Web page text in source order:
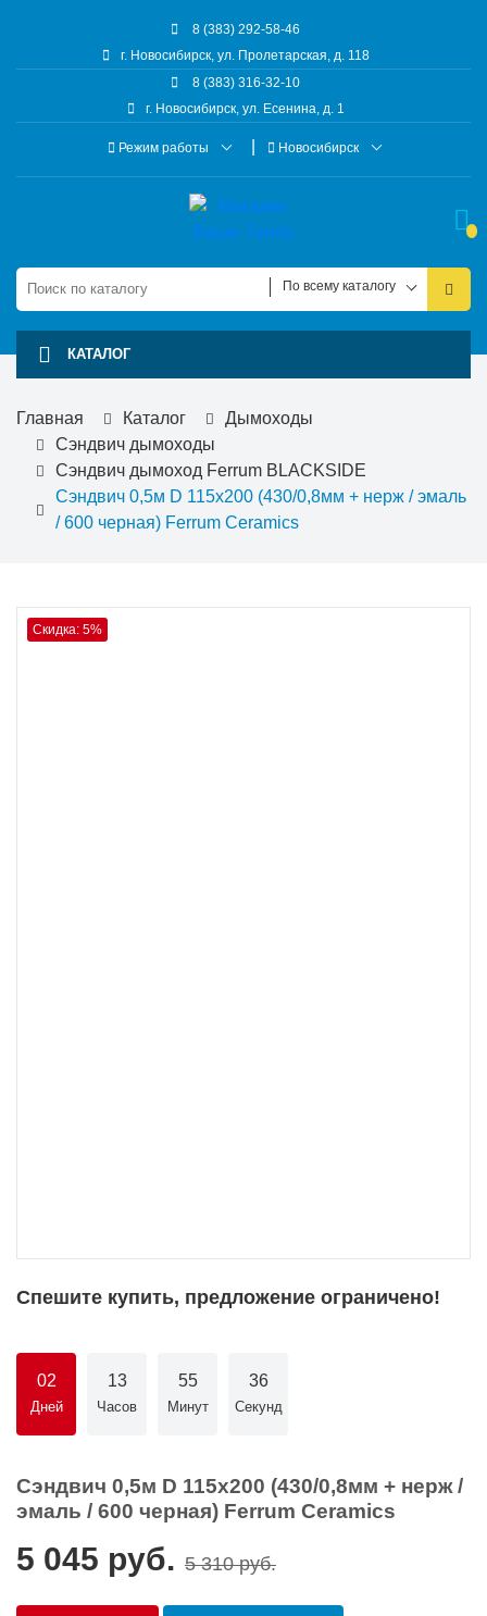
8 (383) 292-58-46
г. Новосибирск, ул. Пролетарская, д. 118
8 (383) 316-32-10
г. Новосибирск, ул. Есенина, д. 1
Режим работы Новосибирск
По всему каталогу
КАТАЛОГ
Главная Каталог
Дымоходы
Сэндвич дымоходы
Сэндвич дымоход Ferrum BLACKSIDE
Сэндвич 0,5м D 115х200 (430/0,8мм + нерж / эмаль
/ 600 черная) Ferrum Ceramics
Скидка: 5%
Спешите купить, предложение ограничено!
02
Дней
13
Часов
55
Минут
36
Секунд
Сэндвич 0,5м D 115х200 (430/0,8мм + нерж /
эмаль / 600 черная) Ferrum Ceramics
5 045 руб. 5 310 руб.